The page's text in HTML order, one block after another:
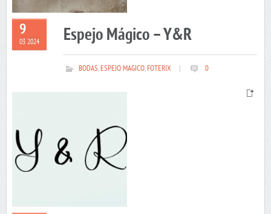
9
03 2024 Espejo Mágico – Y&R
BODAS,ESPEJO MAGICO,FOTERIX 0